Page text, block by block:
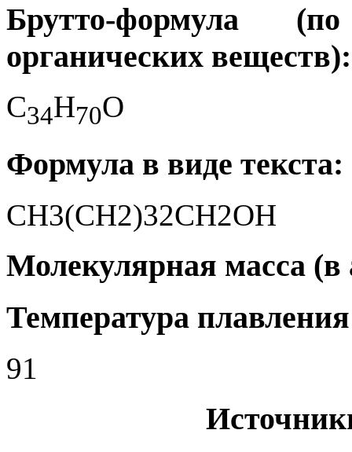
Брутто-формула
органических веществ):
C34H70O
Формула в виде текста:
CH3(CH2)32CH2OH
Молекулярная масса (в
Температура
91